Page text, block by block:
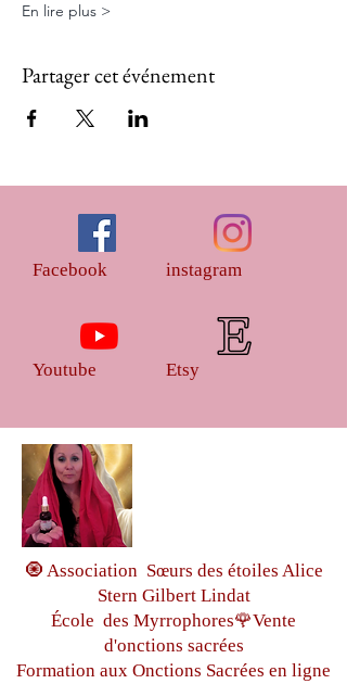
En lire plus >
Partager cet événement
Facebook
Youtube
instagram
Etsy
🧿 Association Sœurs des étoiles Alice
Stern Gilbert Lindat
École des Myrrophores🌹Vente
d'onctions sacrées
Formation aux Onctions Sacrées en ligne